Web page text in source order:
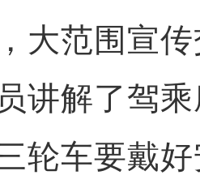
大范围宣
讲解了驾
轮车要戴